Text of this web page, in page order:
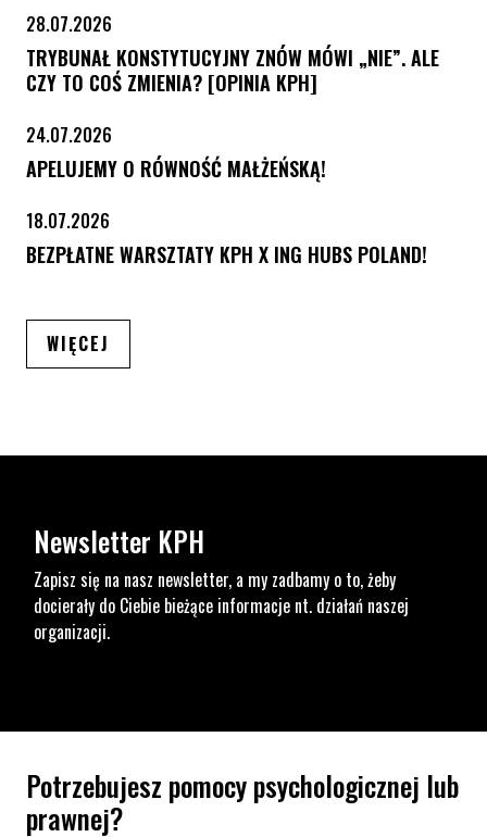
28.07.2026
TRYBUNAŁ KONSTYTUCYJNY ZNÓW MÓWI „NIE”. ALE
CZY TO COŚ ZMIENIA? [OPINIA KPH]
24.07.2026
APELUJEMY O RÓWNOŚĆ MAŁŻEŃSKĄ!
18.07.2026
BEZPŁATNE WARSZTATY KPH X ING HUBS POLAND!
WIĘCEJ
Newsletter KPH
Zapisz się na nasz newsletter, a my zadbamy o to, żeby
docierały do Ciebie bieżące informacje nt. działań naszej
organizacji.
Potrzebujesz pomocy psychologicznej lub
prawnej?